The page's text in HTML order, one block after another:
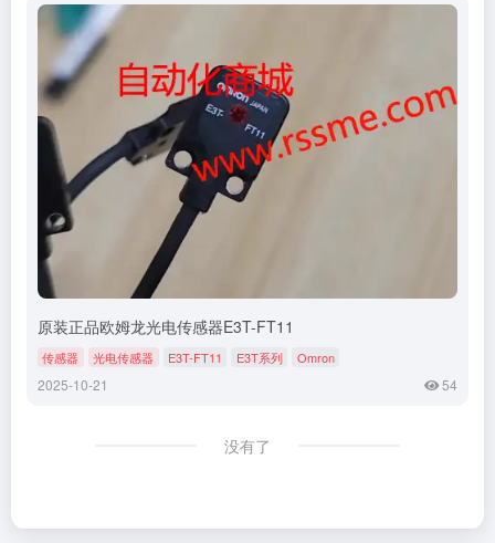
原装正品欧姆龙光电传感器E3T-FT11
传感器 光电传感器 E3T-FT11 E3T系列 Omron
2025-10-21 54
没有了